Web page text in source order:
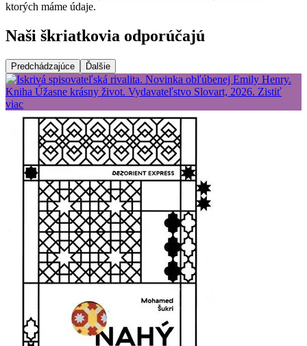
ktorých máme údaje.
Naši škriatkovia odporúčajú
Predchádzajúce Ďalšie